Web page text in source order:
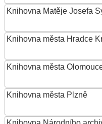
Knihovna Matěje Josefa
Knihovna města Hradce
Knihovna města
Knihovna města Plzně